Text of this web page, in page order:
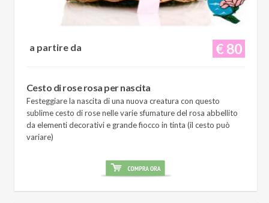
€ 80
a partire da
Cesto di rose rosa per nascita
Festeggiare la nascita di una nuova creatura con questo
sublime cesto di rose nelle varie sfumature del rosa abbellito
da elementi decorativi e grande fiocco in tinta (il cesto può
variare)